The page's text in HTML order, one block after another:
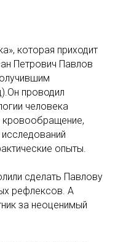
которая приходит
Петрович Павлов
проводил
человека
кровообращение,
опыты.
сделать Павлову
рефлексов. А
за неоценимый